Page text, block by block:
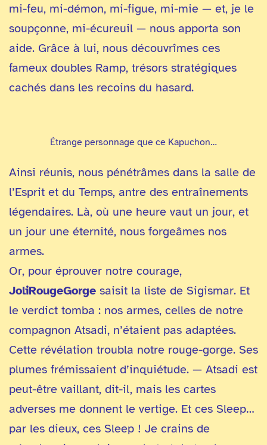
mi-feu, mi-démon, mi-figue, mi-mie — et, je le
soupçonne, mi-écureuil — nous apporta son
aide. Grâce à lui, nous découvrîmes ces
fameux doubles Ramp, trésors stratégiques
cachés dans les recoins du hasard.
Étrange personnage que ce Kapuchon…
Ainsi réunis, nous pénétrâmes dans la salle de
l’Esprit et du Temps, antre des entraînements
légendaires. Là, où une heure vaut un jour, et
un jour une éternité, nous forgeâmes nos
armes.
Or, pour éprouver notre courage,
JoliRougeGorge saisit la liste de Sigismar. Et
le verdict tomba : nos armes, celles de notre
compagnon Atsadi, n’étaient pas adaptées.
Cette révélation troubla notre rouge-gorge. Ses
plumes frémissaient d’inquiétude. — Atsadi est
peut-être vaillant, dit-il, mais les cartes
adverses me donnent le vertige. Et ces Sleep…
par les dieux, ces Sleep ! Je crains de